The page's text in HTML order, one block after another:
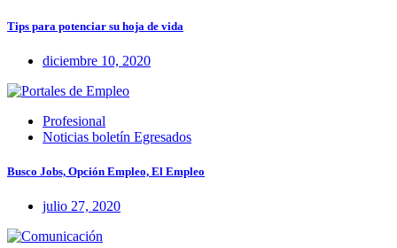
Tips para potenciar su hoja de vida
diciembre 10, 2020
Profesional
Noticias boletín Egresados
Busco Jobs, Opción Empleo, El Empleo
julio 27, 2020